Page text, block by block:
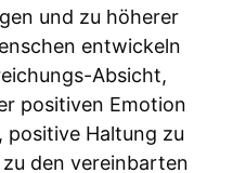
und zu höherer
entwickeln
Absicht,
positiven Emotion
positive Haltung zu
den vereinbarten